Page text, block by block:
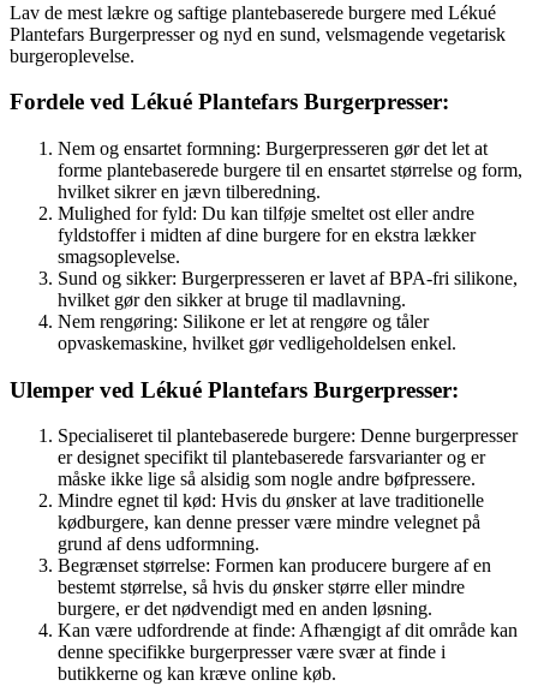
Lav de mest lækre og saftige plantebaserede burgere med Lékué
Plantefars Burgerpresser og nyd en sund, velsmagende vegetarisk
burgeroplevelse.
Fordele ved Lékué Plantefars Burgerpresser:
Nem og ensartet formning: Burgerpresseren gør det let at
forme plantebaserede burgere til en ensartet størrelse og form,
hvilket sikrer en jævn tilberedning.
Mulighed for fyld: Du kan tilføje smeltet ost eller andre
fyldstoffer i midten af dine burgere for en ekstra lækker
smagsoplevelse.
Sund og sikker: Burgerpresseren er lavet af BPA-fri silikone,
hvilket gør den sikker at bruge til madlavning.
Nem rengøring: Silikone er let at rengøre og tåler
opvaskemaskine, hvilket gør vedligeholdelsen enkel.
Ulemper ved Lékué Plantefars Burgerpresser:
Specialiseret til plantebaserede burgere: Denne burgerpresser
er designet specifikt til plantebaserede farsvarianter og er
måske ikke lige så alsidig som nogle andre bøfpressere.
Mindre egnet til kød: Hvis du ønsker at lave traditionelle
kødburgere, kan denne presser være mindre velegnet på
grund af dens udformning.
Begrænset størrelse: Formen kan producere burgere af en
bestemt størrelse, så hvis du ønsker større eller mindre
burgere, er det nødvendigt med en anden løsning.
Kan være udfordrende at finde: Afhængigt af dit område kan
denne specifikke burgerpresser være svær at finde i
butikkerne og kan kræve online køb.